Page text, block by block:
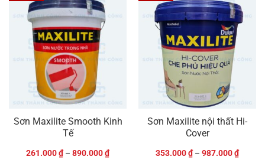
Sơn Maxilite Smooth Kinh
Tế
261.000₫– 890.000₫
Sơn Maxilite nội thất Hi-
Cover
353.000₫– 987.000₫